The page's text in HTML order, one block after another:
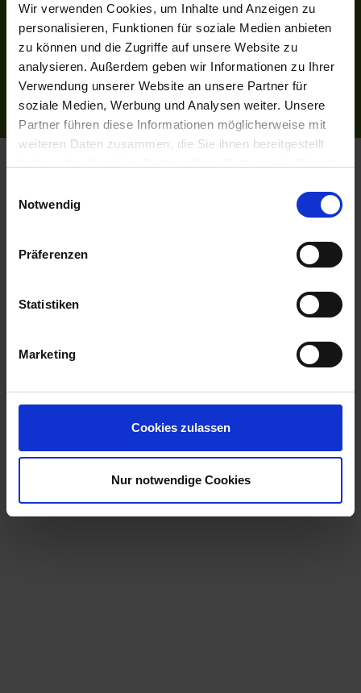
Wir verwenden Cookies, um Inhalte und Anzeigen zu
personalisieren, Funktionen für soziale Medien anbieten
zu können und die Zugriffe auf unsere Website zu
analysieren. Außerdem geben wir Informationen zu Ihrer
Verwendung unserer Website an unsere Partner für
soziale Medien, Werbung und Analysen weiter. Unsere
Partner führen diese Informationen möglicherweise mit
weiteren Daten zusammen, die Sie ihnen bereitgestellt
Notwendig
Präferenzen
Statistiken
Marketing
Cookies zulassen
Nur notwendige Cookies
Bildnachweise
Impressum
Datenschutzerklärung
Reiseversicherung